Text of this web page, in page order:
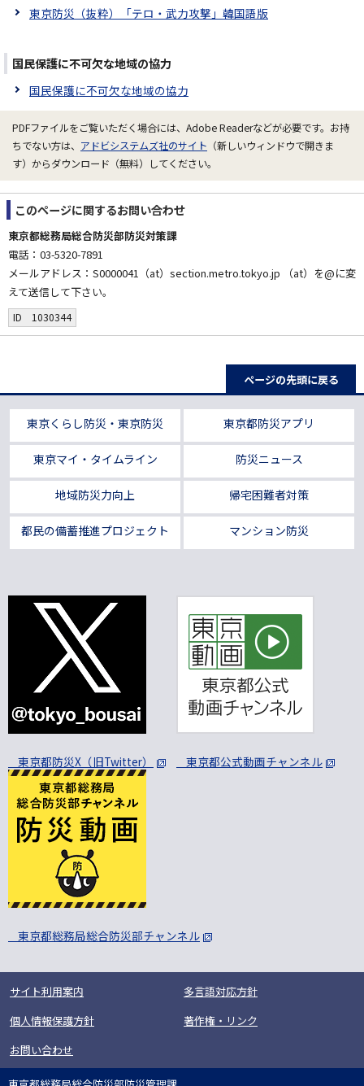
東京防災（抜粋）「テロ・武力攻撃」韓国語版
国民保護に不可欠な地域の協力
国民保護に不可欠な地域の協力
PDFファイルをご覧いただく場合には、Adobe Readerなどが必要です。お持
ちでない方は、 アドビシステムズ社のサイト （新しいウィンドウで開きま
す）からダウンロード（無料）してください。
このページに関するお問い合わせ
東京都総務局総合防災部防災対策課
電話：03-5320-7891
メールアドレス：S0000041（at）section.metro.tokyo.jp （at）を@に変
えて送信して下さい。
ID 1030344
ページの先頭に戻る
東京くらし防災・東京防災 東京都防災アプリ
東京マイ・タイムライン 防災ニュース
地域防災力向上 帰宅困難者対策
都民の備蓄推進プロジェクト マンション防災
東京都防災X（旧Twitter） 東京都公式動画チャンネル
東京都総務局総合防災部チャンネル
サイト利用案内
多言語対応方針
個人情報保護方針
著作権・リンク
お問い合わせ